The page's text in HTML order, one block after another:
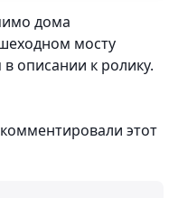
дома
мосту
в описании к ролику.
этот